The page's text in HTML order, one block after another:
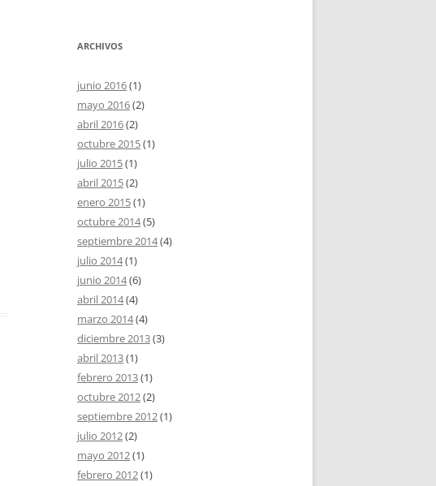
ARCHIVOS
junio 2016(1)
mayo 2016(2)
abril 2016(2)
octubre 2015(1)
julio 2015(1)
abril 2015(2)
enero 2015(1)
octubre 2014(5)
septiembre 2014(4)
julio 2014(1)
junio 2014(6)
abril 2014(4)
marzo 2014(4)
diciembre 2013(3)
abril 2013(1)
febrero 2013(1)
octubre 2012(2)
septiembre 2012(1)
julio 2012(2)
mayo 2012(1)
febrero 2012(1)